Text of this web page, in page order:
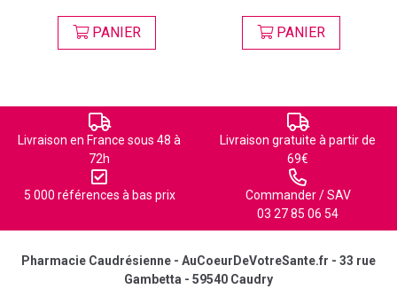
PANIER PANIER
Livraison en France sous 48 à
72h
Livraison gratuite à partir de
69€
5 000 références à bas prix
Commander / SAV
03 27 85 06 54
Pharmacie Caudrésienne - AuCoeurDeVotreSante.fr - 33 rue
Gambetta - 59540 Caudry